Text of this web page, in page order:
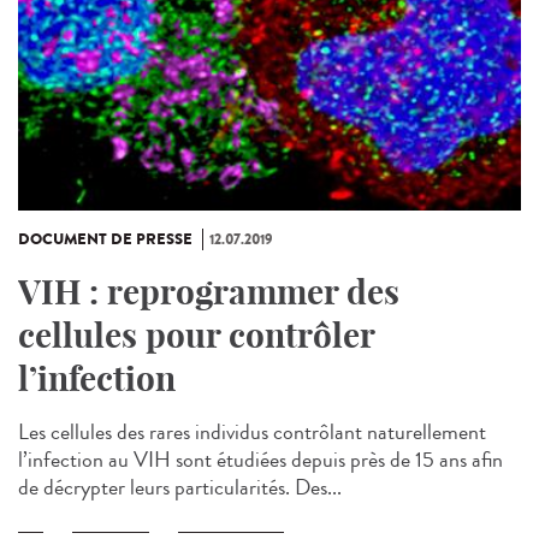
DOCUMENT DE PRESSE 12.07.2019
VIH : reprogrammer des
cellules pour contrôler
l’infection
Les cellules des rares individus contrôlant naturellement
l’infection au VIH sont étudiées depuis près de 15 ans afin
de décrypter leurs particularités. Des...